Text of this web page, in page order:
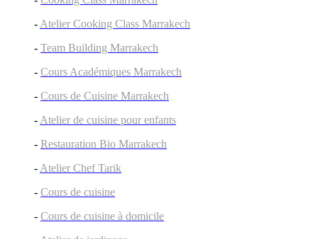
- Atelier Cooking Class Marrakech
- Team Building Marrakech
- Cours Académiques Marrakech
- Cours de Cuisine Marrakech
- Atelier de cuisine pour enfants
- Restauration Bio Marrakech
- Atelier Chef Tarik
- Cours de cuisine
- Cours de cuisine à domicile